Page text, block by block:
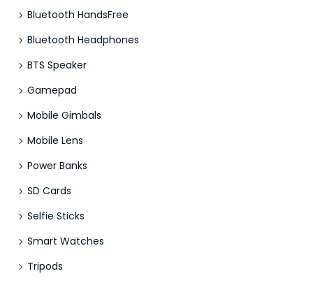
Bluetooth HandsFree
Bluetooth Headphones
BTS Speaker
Gamepad
Mobile Gimbals
Mobile Lens
Power Banks
SD Cards
Selfie Sticks
Smart Watches
Tripods